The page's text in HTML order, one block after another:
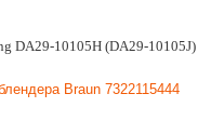
DA29-10105H (DA29-10105J)